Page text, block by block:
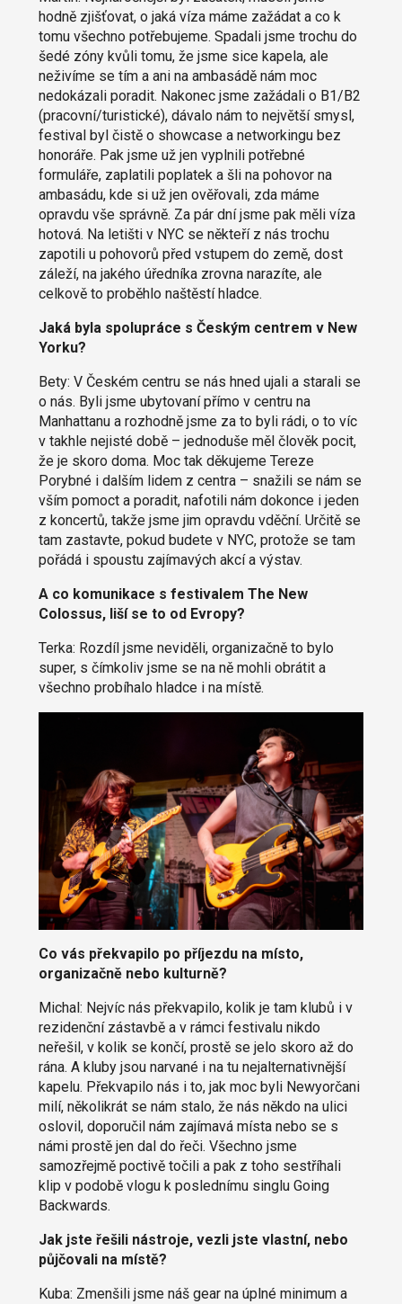
hodně zjišťovat, o jaká víza máme zažádat a co k
tomu všechno potřebujeme. Spadali jsme trochu do
šedé zóny kvůli tomu, že jsme sice kapela, ale
neživíme se tím a ani na ambasádě nám moc
nedokázali poradit. Nakonec jsme zažádali o B1/B2
(pracovní/turistické), dávalo nám to největší smysl,
festival byl čistě o showcase a networkingu bez
honoráře. Pak jsme už jen vyplnili potřebné
formuláře, zaplatili poplatek a šli na pohovor na
ambasádu, kde si už jen ověřovali, zda máme
opravdu vše správně. Za pár dní jsme pak měli víza
hotová. Na letišti v NYC se někteří z nás trochu
zapotili u pohovorů před vstupem do země, dost
záleží, na jakého úředníka zrovna narazíte, ale
celkově to proběhlo naštěstí hladce.
Jaká byla spolupráce s Českým centrem v New
Yorku?
Bety: V Českém centru se nás hned ujali a starali se
o nás. Byli jsme ubytovaní přímo v centru na
Manhattanu a rozhodně jsme za to byli rádi, o to víc
v takhle nejisté době – jednoduše měl člověk pocit,
že je skoro doma. Moc tak děkujeme Tereze
Porybné i dalším lidem z centra – snažili se nám se
vším pomoct a poradit, nafotili nám dokonce i jeden
z koncertů, takže jsme jim opravdu vděční. Určitě se
tam zastavte, pokud budete v NYC, protože se tam
pořádá i spoustu zajímavých akcí a výstav.
A co komunikace s festivalem The New
Colossus, liší se to od Evropy?
Terka: Rozdíl jsme neviděli, organizačně to bylo
super, s čímkoliv jsme se na ně mohli obrátit a
všechno probíhalo hladce i na místě.
Co vás překvapilo po příjezdu na místo,
organizačně nebo kulturně?
Michal: Nejvíc nás překvapilo, kolik je tam klubů i v
rezidenční zástavbě a v rámci festivalu nikdo
neřešil, v kolik se končí, prostě se jelo skoro až do
rána. A kluby jsou narvané i na tu nejalternativnější
kapelu. Překvapilo nás i to, jak moc byli Newyorčani
milí, několikrát se nám stalo, že nás někdo na ulici
oslovil, doporučil nám zajímavá místa nebo se s
námi prostě jen dal do řeči. Všechno jsme
samozřejmě poctivě točili a pak z toho sestříhali
klip v podobě vlogu k poslednímu singlu Going
Backwards.
Jak jste řešili nástroje, vezli jste vlastní, nebo
půjčovali na místě?
Kuba: Zmenšili jsme náš gear na úplné minimum a